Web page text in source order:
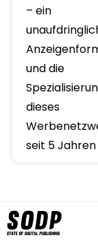
– ein
und die
dieses
seit 5 Jahren